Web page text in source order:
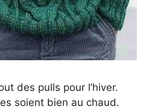
des pulls pour l’hiver.
soient bien au chaud.